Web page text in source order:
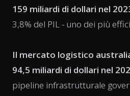
159 miliardi di dollari nel
3,8% del PIL - uno dei più
Il mercato logistico
94,5 miliardi di dollari nel
pipeline infrastrutturale